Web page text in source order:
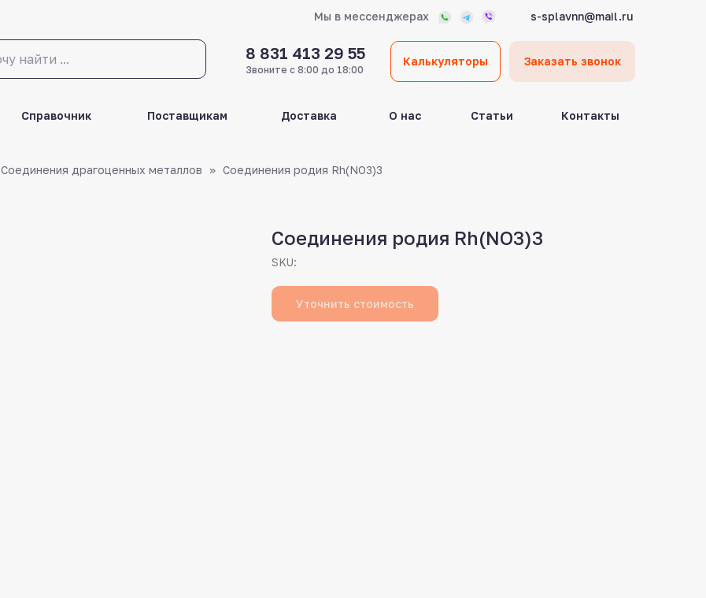
Мы в мессенджерах s-splavnn@mail.ru
Звоните с 8:00 до 18:00
Калькуляторы Заказать звонок
Справочник Поставщикам Доставка О нас Статьи Контакты
8 831 413 29 55
Соединения драгоценных металлов Соединения родия Rh(NO3)3
Соединения родия Rh(NO3)3
SKU:
Уточнить стоимость